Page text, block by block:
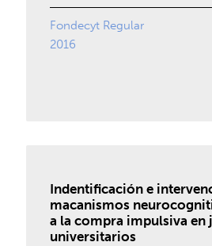
Fondecyt Regular
2016
Indentificación e
macanismos
a la compra impulsiva en
universitarios